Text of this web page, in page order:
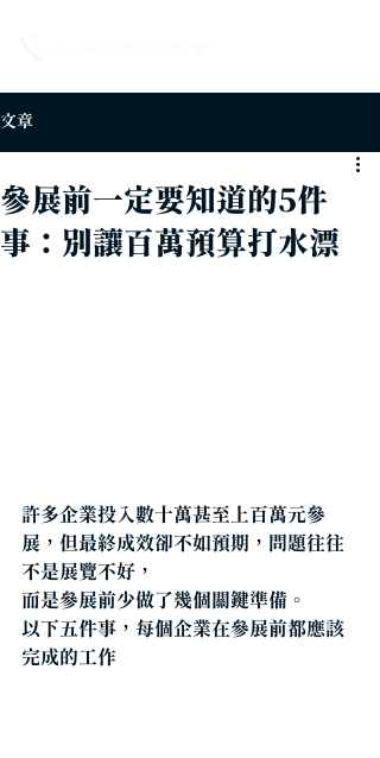
文章
參展前一定要知道的5件
事：別讓百萬預算打水漂
許多企業投入數十萬甚至上百萬元參
展，但最終成效卻不如預期，問題往往
不是展覽不好，
而是參展前少做了幾個關鍵準備。
以下五件事，每個企業在參展前都應該
完成的工作